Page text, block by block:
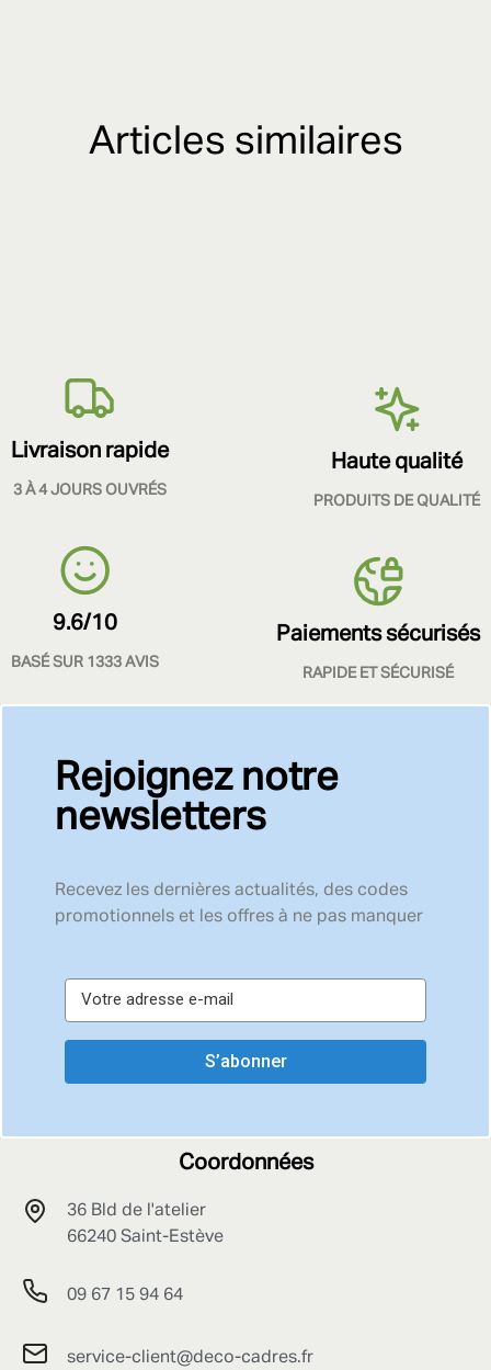
Articles similaires
Livraison rapide
3 À 4 JOURS OUVRÉS
Haute qualité
PRODUITS DE QUALITÉ
9.6/10
BASÉ SUR 1333 AVIS
Paiements sécurisés
RAPIDE ET SÉCURISÉ
Rejoignez notre
newsletters
Recevez les dernières actualités, des codes
promotionnels et les offres à ne pas manquer
S’abonner
Coordonnées
36 Bld de l'atelier
66240 Saint-Estève
09 67 15 94 64
service-client@deco-cadres.fr